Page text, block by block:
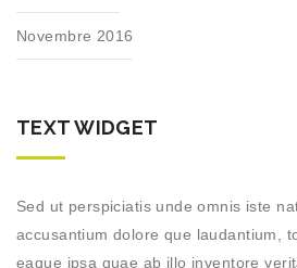
Novembre 2016
TEXT WIDGET
Sed ut perspiciatis unde omnis iste
accusantium dolore que laudantium,
eaque ipsa quae ab illo inventore